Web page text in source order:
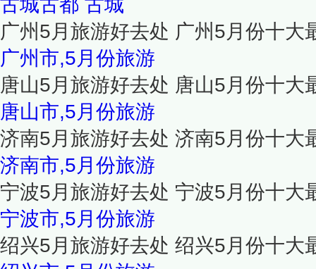
古城古都 古城
广州5月旅游好去处 广州5月份十大
广州市,5月份旅游
唐山5月旅游好去处 唐山5月份十大
唐山市,5月份旅游
济南5月旅游好去处 济南5月份十大
济南市,5月份旅游
宁波5月旅游好去处 宁波5月份十大
宁波市,5月份旅游
绍兴5月旅游好去处 绍兴5月份十大